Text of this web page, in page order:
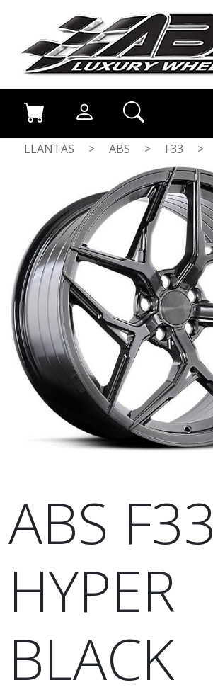
LLANTAS > ABS > F33 >
ABS F33
HYPER
BLACK